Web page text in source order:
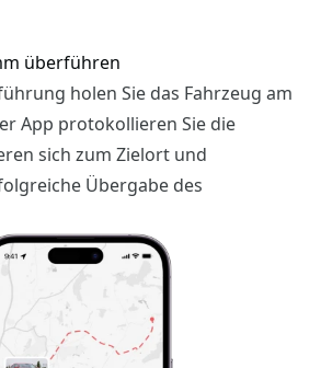
überführen
holen Sie das Fahrzeug am
App protokollieren Sie die
sich zum Zielort und
Übergabe des